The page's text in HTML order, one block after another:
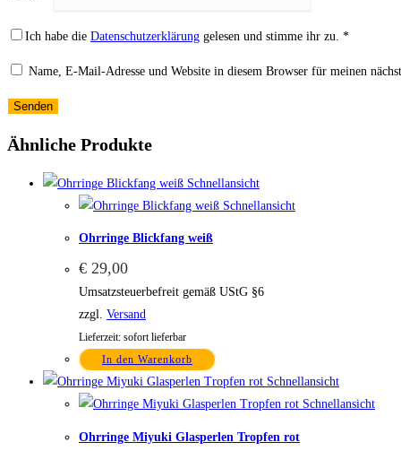
Ich habe die Datenschutzerklärung gelesen und stimme ihr zu. *
Name, E-Mail-Adresse und Website in diesem Browser für meinen
Ähnliche Produkte
Schnellansicht
Schnellansicht
Ohrringe Blickfang weiß
€ 29,00
Umsatzsteuerbefreit gemäß UStG §6
zzgl. Versand
Lieferzeit: sofort lieferbar
In den Warenkorb
Schnellansicht
Schnellansicht
Ohrringe Miyuki Glasperlen Tropfen rot